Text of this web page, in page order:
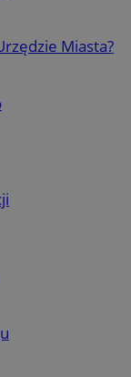
Miasta?